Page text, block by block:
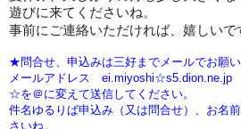
遊びに来てくださいね。
事前にご連絡いただければ、嬉しいで
★問合せ、申込みは三好までメールでお願い
メールアドレス ei.miyoshi☆s5.dion.ne.jp
☆を＠に変えて送信してください。
件名ゆるりば申込み（又は問合せ）、お名
さいね。